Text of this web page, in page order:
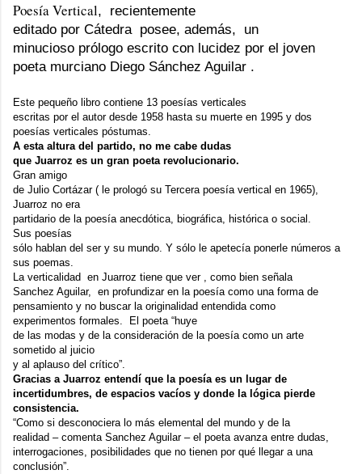
Poesía Vertical, recientemente
editado por Cátedra posee, además, un
minucioso prólogo escrito con lucidez por el joven
poeta murciano Diego Sánchez Aguilar .
Este pequeño libro contiene 13 poesías verticales
escritas por el autor desde 1958 hasta su muerte en 1995 y dos
poesías verticales póstumas.
A esta altura del partido, no me cabe dudas
que Juarroz es un gran poeta revolucionario.
Gran amigo
de Julio Cortázar ( le prologó su Tercera poesía vertical en 1965),
Juarroz no era
partidario de la poesía anecdótica, biográfica, histórica o social.
Sus poesías
sólo hablan del ser y su mundo. Y sólo le apetecía ponerle números a
sus poemas.
La verticalidad en Juarroz tiene que ver , como bien señala
Sanchez Aguilar, en profundizar en la poesía como una forma de
pensamiento y no buscar la originalidad entendida como
experimentos formales. El poeta “huye
de las modas y de la consideración de la poesía como un arte
sometido al juicio
y al aplauso del crítico”.
Gracias a Juarroz entendí que la poesía es un lugar de
incertidumbres, de espacios vacíos y donde la lógica pierde
consistencia.
“Como si desconociera lo más elemental del mundo y de la
realidad – comenta Sanchez Aguilar – el poeta avanza entre dudas,
interrogaciones, posibilidades que no tienen por qué llegar a una
conclusión”.